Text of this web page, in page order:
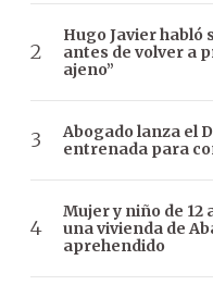
Hugo Javier habló
antes de volver a
ajeno”
Abogado lanza el
entrenada para
Mujer y niño de
una vivienda de
aprehendido